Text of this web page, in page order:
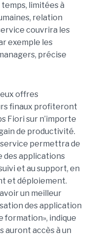
limitées à
relation
couvrira les
exemple les
précise
offres
finaux profiteront
Fiori sur n’importe
de productivité.
permettra de
des applications
et au support, en
et déploiement.
un meilleur
des application
formation», indique
auront accès à un